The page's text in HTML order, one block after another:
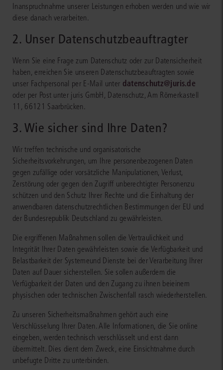
Inanspruchnahme unserer Leistungen erhoben werden und wie wir
diese danach verarbeiten.
2. Unser Datenschutzbeauftragter
Wenn Sie eine Frage zum Datenschutz oder zur Datensicherheit
haben, erreichen Sie unseren Datenschutzbeauftragten sowie
unser Fachpersonal per E-Mail unter datenschutz@juris.de
oder per Post unter juris GmbH, Datenschutz, Am Römerkastell
11, 66121 Saarbrücken.
3. Wie sicher sind Ihre Daten?
Wir treffen technische und organisatorische
Sicherheitsvorkehrungen, um Ihre personenbezogenen Daten
gegen zufällige oder vorsätzliche Manipulationen, Verlust,
Zerstörung oder gegen den Zugriff unberechtigter Personenzu
schützen und den Schutz Ihrer Rechte und die Einhaltung der
anwendbaren datenschutzrechtlichen Bestimmungen der EU und
der Bundesrepublik Deutschland zu gewährleisten.
Die ergriffenen Maßnahmen sollen die Vertraulichkeit und
Integrität Ihrer Daten gewährleisten sowie die Verfügbarkeit und
Belastbarkeit der Systemeund Dienste bei der Verarbeitung Ihrer
Daten auf Dauer sicherstellen. Sie sollen außerdem die
Verfügbarkeit der Daten und den Zugang zu ihnen beieinem
physischen oder technischen Zwischenfall rasch wiederherstellen.
Zu unseren Sicherheitsmaßnahmen gehört auch eine
Verschlüsselung Ihrer Daten. Alle Informationen, die Sie online
eingeben, werden technisch verschlüsselt und erst dann
übermittelt. Dies dient dem Zweck, eine Einsichtnahme durch
unbefugte Dritte zu unterbinden.